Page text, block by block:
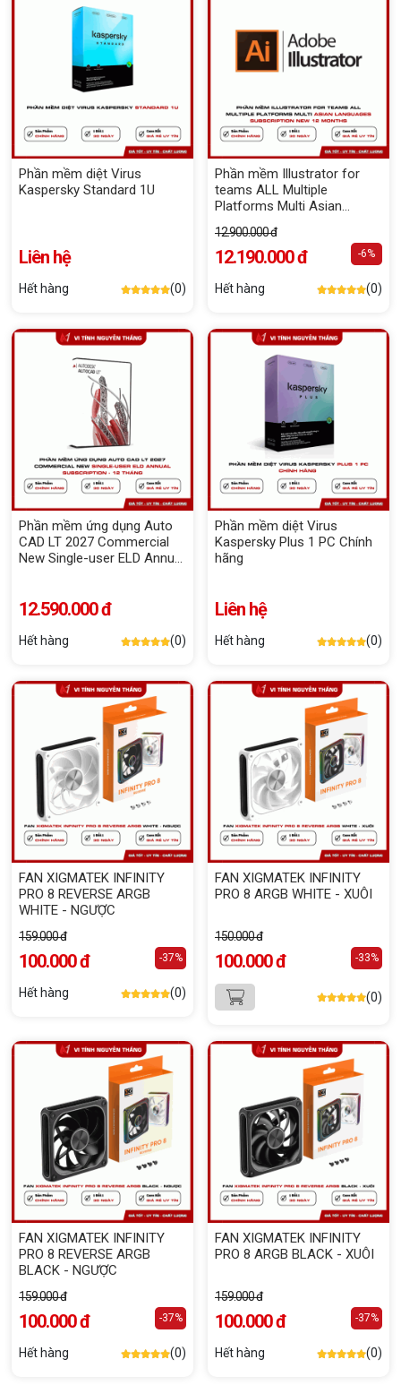
Phần mềm diệt Virus
Kaspersky Standard 1U
Liên hệ
Hết hàng (0)
Phần mềm Illustrator for
teams ALL Multiple
Platforms Multi Asian
New 12 months
12.900.000 đ
12.190.000 đ -6%
Hết hàng (0)
Phần mềm ứng dụng Auto
CAD LT 2027 Commercial
New Single-user ELD Annual
12.590.000 đ
Hết hàng (0)
Phần mềm diệt Virus
Kaspersky Plus 1 PC Chính
hãng
Liên hệ
Hết hàng (0)
FAN XIGMATEK INFINITY
PRO 8 REVERSE ARGB
WHITE - NGƯỢC
159.000 đ
100.000 đ -37%
Hết hàng (0)
FAN XIGMATEK INFINITY
PRO 8 ARGB WHITE - XUÔI
150.000 đ
100.000 đ -33%
(0)
FAN XIGMATEK INFINITY
PRO 8 REVERSE ARGB
BLACK - NGƯỢC
159.000 đ
100.000 đ -37%
Hết hàng (0)
FAN XIGMATEK INFINITY
PRO 8 ARGB BLACK - XUÔI
159.000 đ
100.000 đ -37%
Hết hàng (0)